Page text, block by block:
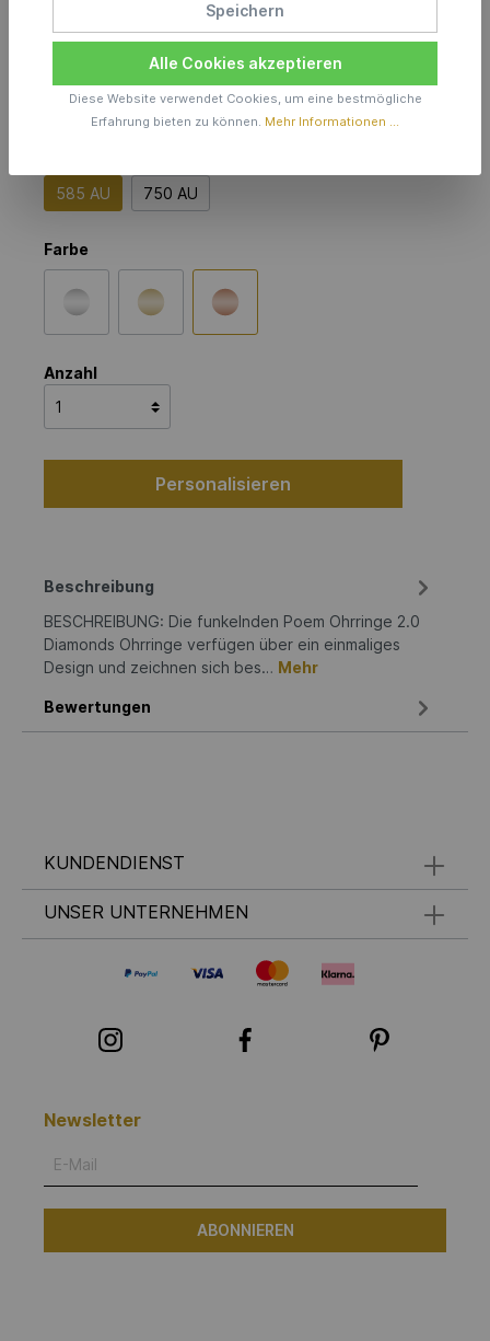
Preis anfragen
Produktionszeit inkl. Lieferzeit 6 Wochen
585 AU 750 AU
Farbe
Anzahl
Personalisieren
Beschreibung
BESCHREIBUNG: Die funkelnden Poem Ohrringe 2.0
Diamonds Ohrringe verfügen über ein einmaliges
Design und zeichnen sich bes… Mehr
Bewertungen
KUNDENDIENST
UNSER UNTERNEHMEN
Newsletter
Speichern
Alle Cookies akzeptieren
Diese Website verwendet Cookies, um eine bestmögliche
Erfahrung bieten zu können. Mehr Informationen ...